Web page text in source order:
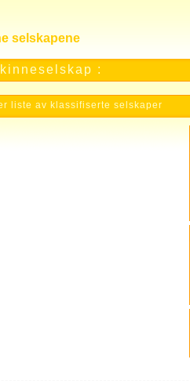
selskapene
:
liste av klassifiserte selskaper